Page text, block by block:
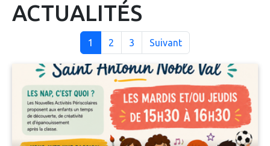
ACTUALITÉS
1 2 3 Suivant